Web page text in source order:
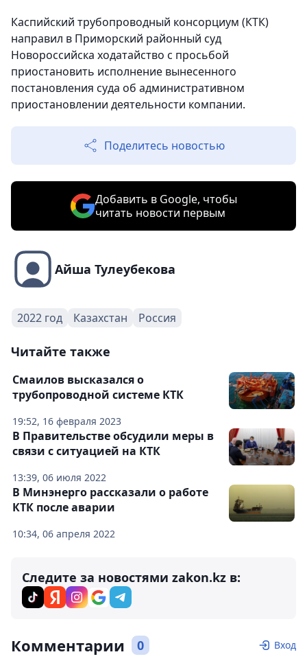
Каспийский трубопроводный консорциум (КТК)
направил в Приморский районный суд
Новороссийска ходатайство с просьбой
приостановить исполнение вынесенного
постановления суда об административном
приостановлении деятельности компании.
Поделитесь новостью
Добавить в Google, чтобы
читать новости первым
Айша Тулеубекова
2022 год Казахстан Россия
Читайте также
19:52, 16 февраля 2023
Смаилов высказался о
трубопроводной системе КТК
13:39, 06 июля 2022
В Правительстве обсудили меры в
связи с ситуацией на КТК
10:34, 06 апреля 2022
В Минэнерго рассказали о работе
КТК после аварии
Следите за новостями zakon.kz в:
Комментарии 0 Вход